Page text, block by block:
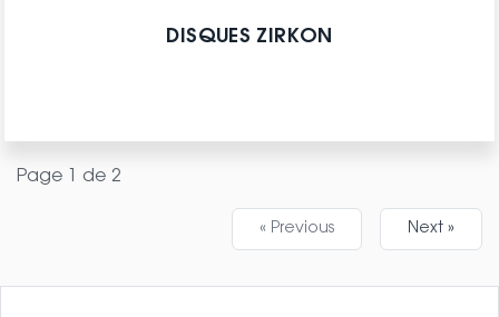
DISQUES ZIRKON
Page 1 de 2
« Previous Next »